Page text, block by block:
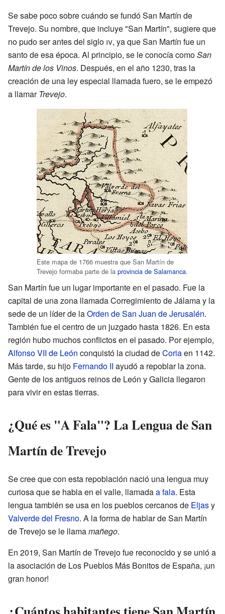
Se sabe poco sobre cuándo se fundó San Martín de
Trevejo. Su nombre, que incluye "San Martín", sugiere que
no pudo ser antes del siglo iv, ya que San Martín fue un
santo de esa época. Al principio, se le conocía comoSan
Martín de los Vinos. Después, en el año 1230, tras la
creación de una ley especial llamada fuero, se le empezó
a llamarTrevejo.
Este mapa de 1766 muestra que San Martín de
Trevejo formaba parte de la provincia de Salamanca.
San Martín fue un lugar importante en el pasado. Fue la
capital de una zona llamada Corregimiento de Jálama y la
sede de un líder de laOrden de San Juan de Jerusalén.
También fue el centro de un juzgado hasta 1826. En esta
región hubo muchos conflictos en el pasado. Por ejemplo,
Alfonso VII de León conquistó la ciudad deCoriaen 1142.
Más tarde, su hijo Fernando II ayudó a repoblar la zona.
Gente de los antiguos reinos de León y Galicia llegaron
para vivir en estas tierras.
¿Qué es "A Fala"? La Lengua de San
Martín de Trevejo
Se cree que con esta repoblación nació una lengua muy
curiosa que se habla en el valle, llamadaa fala. Esta
lengua también se usa en los pueblos cercanos de Eljasy
Valverde del Fresno. A la forma de hablar de San Martín
de Trevejo se le llamamañego.
En 2019, San Martín de Trevejo fue reconocido y se unió a
la asociación de Los Pueblos Más Bonitos de España, ¡un
gran honor!